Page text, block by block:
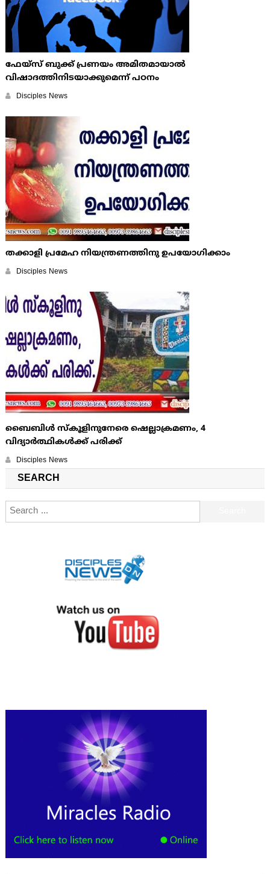
ഫേയ്സ് ബുക്ക് പ്രണയം അമിതമായാല്‍
വിഷാദത്തിനിടയാക്കുമെന്ന് പഠനം
Disciples News
തക്കാളി പ്രമേഹ നിയന്ത്രണത്തിനു ഉപയോഗിക്കാം
Disciples News
ബൈബിള്‍ സ്കൂളിനുനേരെ ഷെല്ലാക്രമണം, 4
വിദ്യാര്‍ത്ഥികള്‍ക്ക് പരിക്ക്
Disciples News
SEARCH